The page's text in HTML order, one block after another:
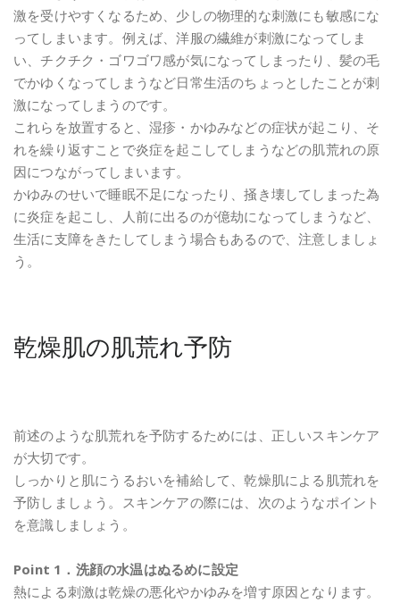
激を受けやすくなるため、少しの物理的な刺激にも敏感にな
ってしまいます。例えば、洋服の繊維が刺激になってしま
い、チクチク・ゴワゴワ感が気になってしまったり、髪の毛
でかゆくなってしまうなど日常生活のちょっとしたことが刺
激になってしまうのです。
これらを放置すると、湿疹・かゆみなどの症状が起こり、そ
れを繰り返すことで炎症を起こしてしまうなどの肌荒れの原
因につながってしまいます。
かゆみのせいで睡眠不足になったり、掻き壊してしまった為
に炎症を起こし、人前に出るのが億劫になってしまうなど、
生活に支障をきたしてしまう場合もあるので、注意しましょ
う。
乾燥肌の肌荒れ予防
前述のような肌荒れを予防するためには、正しいスキンケア
が大切です。
しっかりと肌にうるおいを補給して、乾燥肌による肌荒れを
予防しましょう。スキンケアの際には、次のようなポイント
を意識しましょう。
Point 1．洗顔の水温はぬるめに設定
熱による刺激は乾燥の悪化やかゆみを増す原因となります。